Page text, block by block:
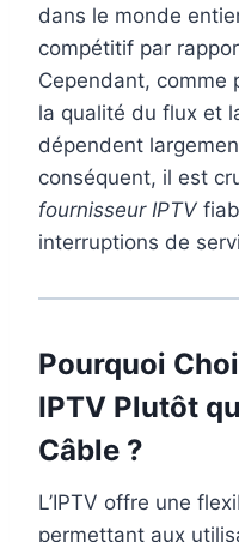
dans le monde
compétitif par
Cependant, comme
la qualité du flux et
dépendent
conséquent, il est
fournisseur IPTV
interruptions de
Pourquoi
IPTV Plutôt
Câble ?
L’IPTV offre une
permettant aux